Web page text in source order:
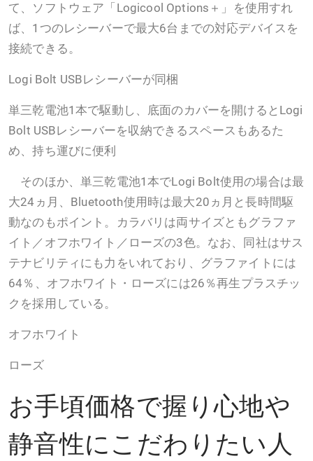
て、ソフトウェア「Logicool Options＋」を使用すれ
ば、1つのレシーバーで最大6台までの対応デバイスを
接続できる。
Logi Bolt USBレシーバーが同梱
単三乾電池1本で駆動し、底面のカバーを開けるとLogi
Bolt USBレシーバーを収納できるスペースもあるた
め、持ち運びに便利
そのほか、単三乾電池1本でLogi Bolt使用の場合は最
大24ヵ月、Bluetooth使用時は最大20ヵ月と長時間駆
動なのもポイント。カラバリは両サイズともグラファ
イト／オフホワイト／ローズの3色。なお、同社はサス
テナビリティにも力をいれており、グラファイトには
64％、オフホワイト・ローズには26％再生プラスチッ
クを採用している。
オフホワイト
ローズ
お手頃価格で握り心地や
静音性にこだわりたい人